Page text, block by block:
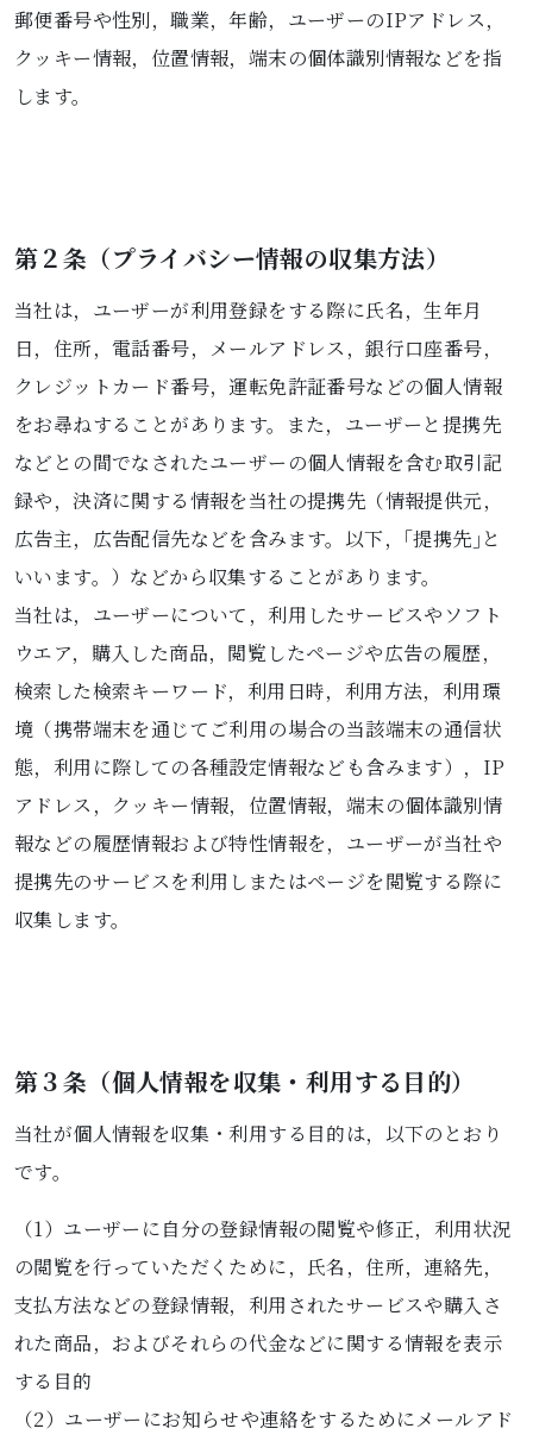
郵便番号や性別，職業，年齢，ユーザーのIPアドレス，
クッキー情報，位置情報，端末の個体識別情報などを指
します。
第２条（プライバシー情報の収集方法）
当社は，ユーザーが利用登録をする際に氏名，生年月
日，住所，電話番号，メールアドレス，銀行口座番号，
クレジットカード番号，運転免許証番号などの個人情報
をお尋ねすることがあります。また，ユーザーと提携先
などとの間でなされたユーザーの個人情報を含む取引記
録や，決済に関する情報を当社の提携先（情報提供元，
広告主，広告配信先などを含みます。以下，｢提携先｣と
いいます。）などから収集することがあります。
当社は，ユーザーについて，利用したサービスやソフト
ウエア，購入した商品，閲覧したページや広告の履歴，
検索した検索キーワード，利用日時，利用方法，利用環
境（携帯端末を通じてご利用の場合の当該端末の通信状
態，利用に際しての各種設定情報なども含みます），IP
アドレス，クッキー情報，位置情報，端末の個体識別情
報などの履歴情報および特性情報を，ユーザーが当社や
提携先のサービスを利用しまたはページを閲覧する際に
収集します。
第３条（個人情報を収集・利用する目的）
当社が個人情報を収集・利用する目的は，以下のとおり
です。
（1）ユーザーに自分の登録情報の閲覧や修正，利用状況
の閲覧を行っていただくために，氏名，住所，連絡先，
支払方法などの登録情報，利用されたサービスや購入さ
れた商品，およびそれらの代金などに関する情報を表示
する目的
（2）ユーザーにお知らせや連絡をするためにメールアド